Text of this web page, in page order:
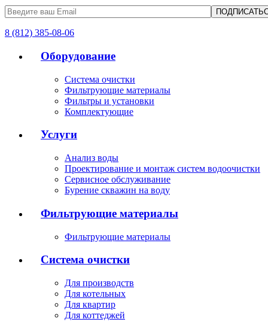
8 (812) 385-08-06
Оборудование
Система очистки
Фильтрующие материалы
Фильтры и установки
Комплектующие
Услуги
Анализ воды
Проектирование и монтаж систем водоочистки
Сервисное обслуживание
Бурение скважин на воду
Фильтрующие материалы
Фильтрующие материалы
Система очистки
Для производств
Для котельных
Для квартир
Для коттеджей